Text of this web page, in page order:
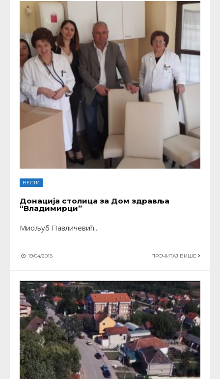
ВЕСТИ
Донација столица за Дом здравља
“Владимирци”
Миољуб Павличевић...
19/04/2018 ПРОЧИТАЈ ВИШЕ